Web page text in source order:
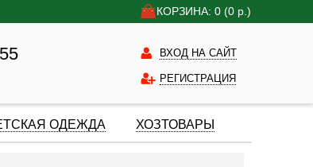
КОРЗИНА: 0 (0 р.)
ВХОД НА САЙТ
РЕГИСТРАЦИЯ
ОДЕЖДА ХОЗТОВАРЫ